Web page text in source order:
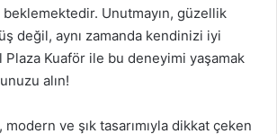
Unutmayın, güzellik
değil, aynı zamanda kendinizi iyi
Kuaför ile bu deneyimi yaşamak
alın!
ve şık tasarımıyla dikkat çeken